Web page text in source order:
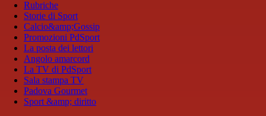
Rubriche
Storie di Sport
Calcio&amp;Gossip
Promozioni PdSport
La posta dei lettori
Angolo amarcord
La TV di PdSport
Sala stampa TV
Padova Gourmet
Sport &amp; diritto